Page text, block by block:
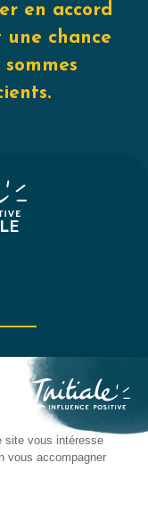
en accord
une chance